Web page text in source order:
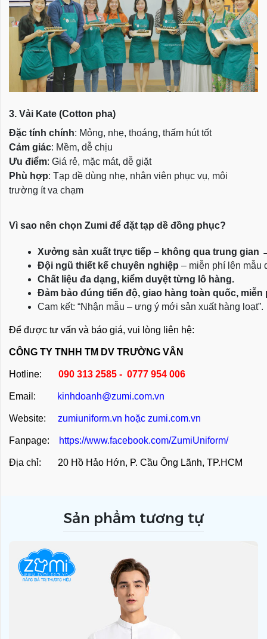
3. Vải Kate (Cotton pha)
Đặc tính chính: Mỏng, nhẹ, thoáng, thấm hút tốt
Cảm giác: Mềm, dễ chịu
Ưu điểm: Giá rẻ, mặc mát, dễ giặt
Phù hợp: Tạp dề dùng nhẹ, nhân viên phục vụ, môi
trường ít va chạm
Vì sao nên chọn Zumi để đặt tạp dề đồng phục?
Xưởng sản xuất trực tiếp – không qua trung gian
Đội ngũ thiết kế chuyên nghiệp – miễn phí lên mẫu
Chất liệu đa dạng, kiểm duyệt từng lô hàng.
Đảm bảo đúng tiến độ, giao hàng toàn quốc, miễn
Cam kết: “Nhận mẫu – ưng ý mới sản xuất hàng loạt”.
Để được tư vấn và báo giá, vui lòng liên hệ:
CÔNG TY TNHH TM DV TRƯỜNG VÂN
Hotline: 090 313 2585 - 0777 954 006
Email: kinhdoanh@zumi.com.vn
Website: zumiuniform.vn hoặc zumi.com.vn
Fanpage: https://www.facebook.com/ZumiUniform/
Địa chỉ: 20 Hồ Hảo Hớn, P. Cầu Ông Lãnh, TP.HCM
Sản phẩm tương tự